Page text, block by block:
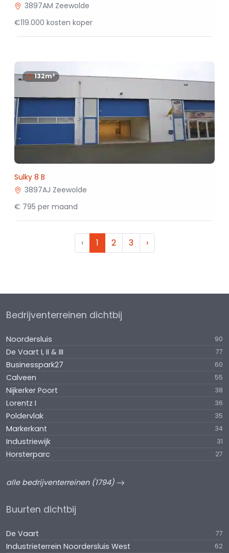
3897AM Zeewolde
€119.000 kosten koper
132m²
Sulky 8 B
3897AJ Zeewolde
€ 795 per maand
‹ 1 2 3 ›
Bedrijventerreinen dichtbij
Noordersluis 90
De Vaart I, II & III 77
Businesspark27 60
Calveen 55
Nijkerker Poort 38
Lorentz I 36
Poldervlak 35
Markerkant 34
Industriewijk 31
Horsterparc 27
alle bedrijventerreinen (1794)
Buurten dichtbij
De Vaart 77
Industrieterrein Noordersluis West 62